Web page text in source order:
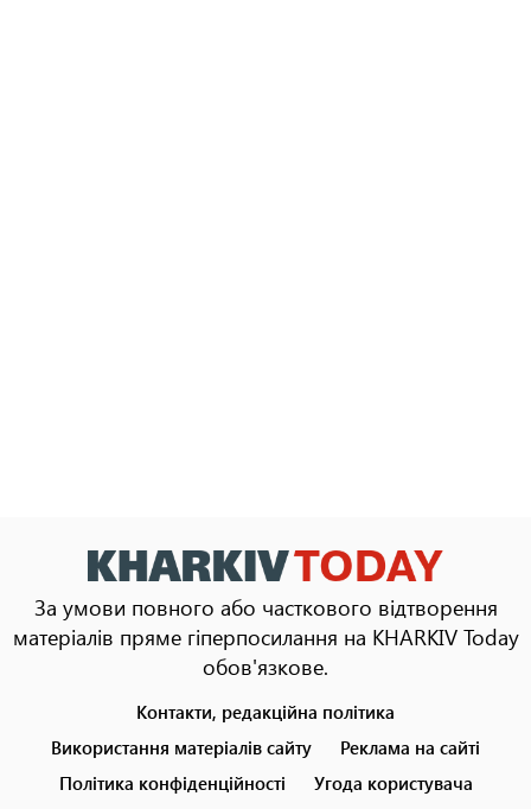
За умови повного або часткового відтворення
матеріалів пряме гіперпосилання на KHARKIV Today
обов'язкове.
menu
Контакти, редакційна політика
Використання матеріалів сайту
Реклама на сайті
Політика конфіденційності
Угода користувача